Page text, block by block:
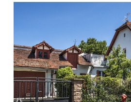
voir le bien